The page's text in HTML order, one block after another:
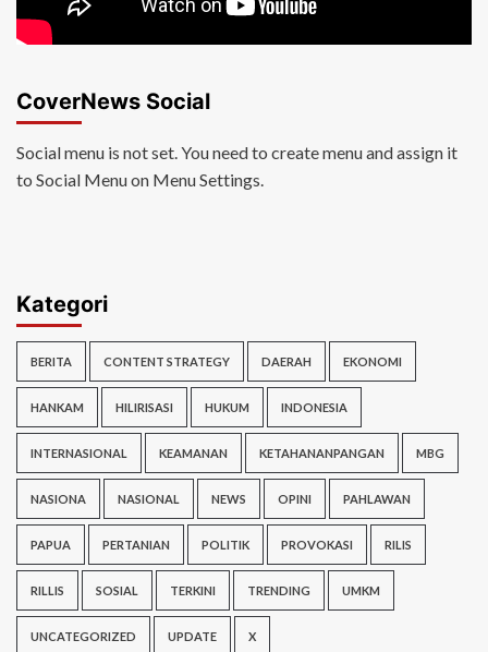
CoverNews Social
Social menu is not set. You need to create menu and assign it
to Social Menu on Menu Settings.
Kategori
BERITA CONTENT STRATEGY DAERAH EKONOMI
HANKAM HILIRISASI HUKUM INDONESIA
INTERNASIONAL KEAMANAN KETAHANANPANGAN MBG
NASIONA NASIONAL NEWS OPINI PAHLAWAN
PAPUA PERTANIAN POLITIK PROVOKASI RILIS
RILLIS SOSIAL TERKINI TRENDING UMKM
UNCATEGORIZED UPDATE X